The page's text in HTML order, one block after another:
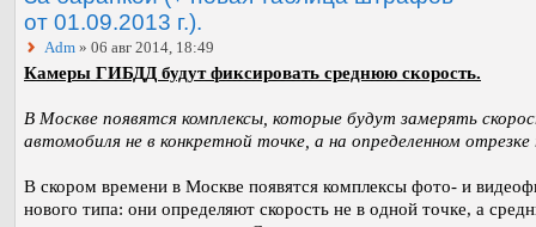
от 01.09.2013 г.).
Adm » 06 авг 2014, 18:49
Камеры ГИБДД будут фиксировать среднюю скорость.
В Москве появятся комплексы, которые будут замерять
автомобиля не в конкретной точке, а на определенном
В скором времени в Москве появятся комплексы фото- и
нового типа: они определяют скорость не в одной точке, а